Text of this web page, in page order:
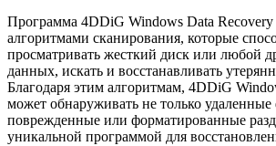
Программа 4DDiG Windows Data
алгоритмами сканирования, которые
просматривать жесткий диск или любой
данных, искать и восстанавливать
Благодаря этим алгоритмам, 4DDiG
может обнаруживать не только
поврежденные или форматированные
уникальной программой для